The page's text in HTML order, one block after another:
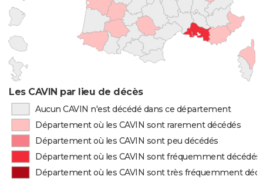
Les CAVIN par lieu de décès
Aucun CAVIN n'est décédé dans ce département
Département où les CAVIN sont rarement décédés
Département où les CAVIN sont peu décédés
Département où les CAVIN sont fréquemment décédés
Département où les CAVIN sont très fréquemment